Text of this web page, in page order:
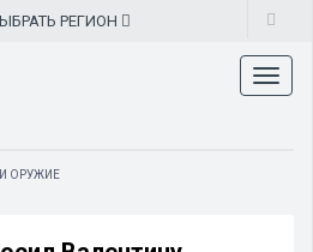
РЕГИОН
ОРУЖИЕ